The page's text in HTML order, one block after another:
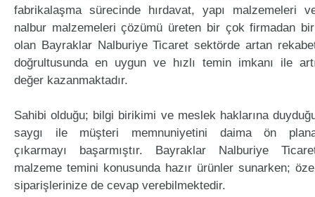
fabrikalaşma sürecinde hırdavat, yapı malzemeleri
nalbur malzemeleri çözümü üreten bir çok firmadan
olan Bayraklar Nalburiye Ticaret sektörde artan
doğrultusunda en uygun ve hızlı temin imkanı ile
değer kazanmaktadır.
Sahibi olduğu; bilgi birikimi ve meslek haklarına
saygı ile müşteri memnuniyetini daima ön
çıkarmayı başarmıştır. Bayraklar Nalburiye
malzeme temini konusunda hazır ürünler sunarken;
siparişlerinize de cevap verebilmektedir.